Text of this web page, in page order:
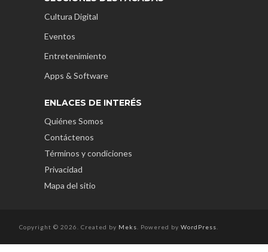
Cultura Digital
Eventos
Entretenimiento
Apps & Software
ENLACES DE INTERÉS
Quiénes Somos
Contáctenos
Términos y condiciones
Privacidad
Mapa del sitio
Copyright © 2026. Created by Meks . Powered by WordPress